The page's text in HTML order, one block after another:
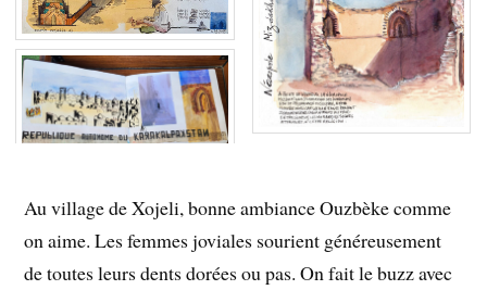
Au village de Xojeli, bonne ambiance Ouzbèke comme
on aime. Les femmes joviales sourient généreusement
de toutes leurs dents dorées ou pas. On fait le buzz avec